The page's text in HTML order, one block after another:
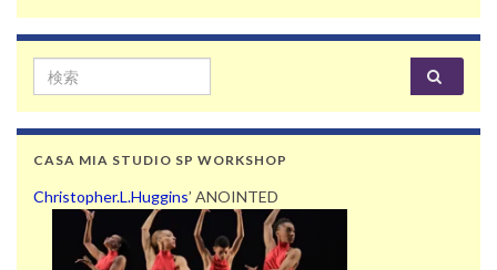
Search for:
CASA MIA STUDIO SP WORKSHOP
Christopher.L.Huggins’ ANOINTED